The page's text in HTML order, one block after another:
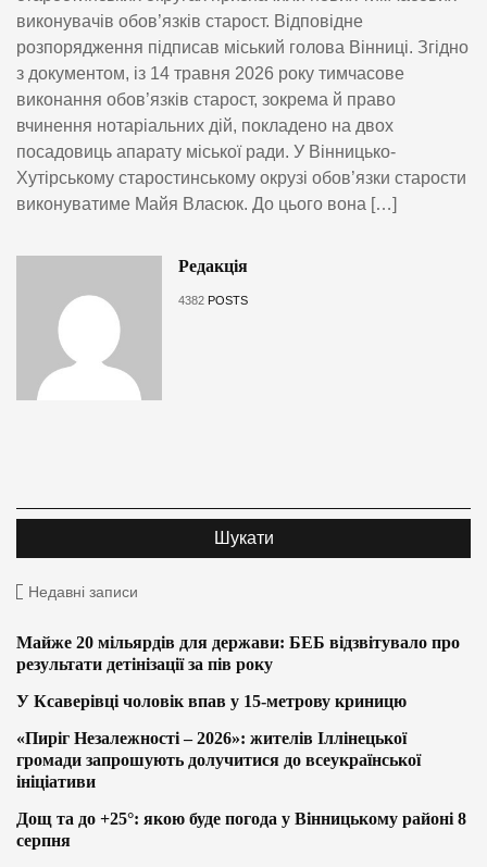
виконувачів обов’язків старост. Відповідне
розпорядження підписав міський голова Вінниці. Згідно
з документом, із 14 травня 2026 року тимчасове
виконання обов’язків старост, зокрема й право
вчинення нотаріальних дій, покладено на двох
посадовиць апарату міської ради. У Вінницько-
Хутірському старостинському окрузі обов’язки старости
виконуватиме Майя Власюк. До цього вона […]
Редакція
4382 POSTS
Недавні записи
Майже 20 мільярдів для держави: БЕБ відзвітувало про
результати детінізації за пів року
У Ксаверівці чоловік впав у 15-метрову криницю
«Пиріг Незалежності – 2026»: жителів Іллінецької
громади запрошують долучитися до всеукраїнської
ініціативи
Дощ та до +25°: якою буде погода у Вінницькому районі 8
серпня